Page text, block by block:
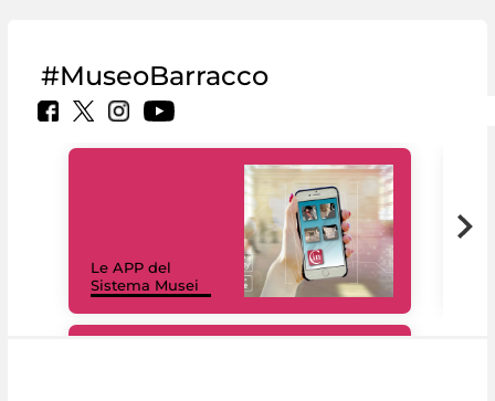
#MuseoBarracco
Le APP del
Sistema Musei